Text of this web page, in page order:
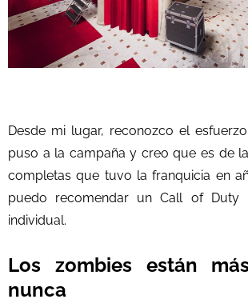
Desde mi lugar, reconozco el
puso a la campaña y creo que es de
completas que tuvo la franquicia en
puedo recomendar un Call of Duty
individual.
Los zombies están
nunca